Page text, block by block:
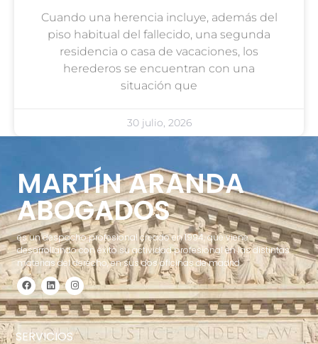
Cuando una herencia incluye, además del
piso habitual del fallecido, una segunda
residencia o casa de vacaciones, los
herederos se encuentran con una
situación que
30 julio, 2026
MARTÍN ARANDA
ABOGADOS
es un despacho profesional creado en 1994, que viene
desarrollando con éxito su actividad profesional en las distintas
materias del derecho, en sus dos oficinas de madrid.
SERVICIOS